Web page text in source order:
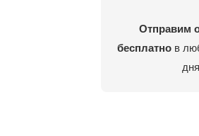
Отправим
бесплатнов
дня